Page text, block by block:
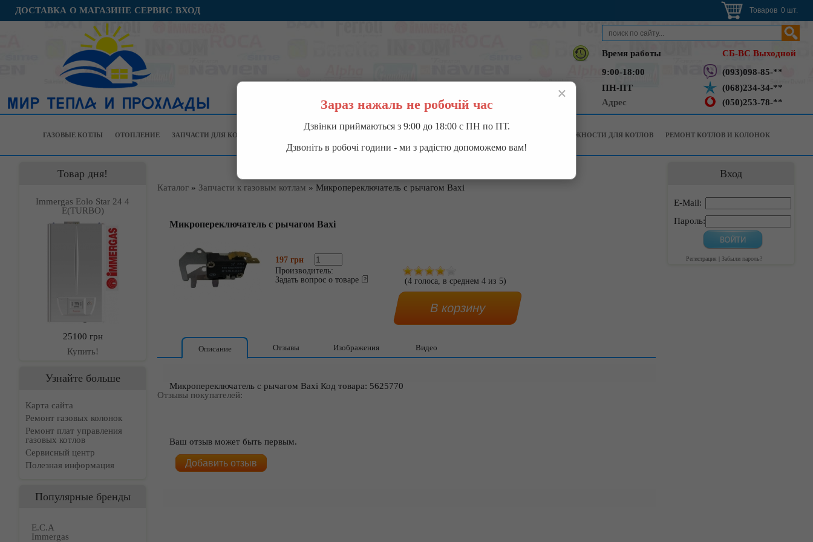
ДОСТАВКА О МАГАЗИНЕ СЕРВИС ВХОД Товаров 0 шт.
Время работы
СБ-ВС Выходной
9:00-18:00
(093)098-85-**
ПН-ПТ
(068)234-34-**
Адрес
(050)253-78-**
ГАЗОВЫЕ КОТЛЫ ОТОПЛЕНИЕ ЗАПЧАСТИ ДЛЯ КОТЛОВ ПРИНАДЛЕЖНОСТИ ДЛЯ КОТЛОВ РЕМОНТ КОТЛОВ И КОЛОНОК
Товар дня!
Immergas Eolo Star 24 4
Е(TURBO)
25100 грн
Купить!
Узнайте больше
Карта сайта
Ремонт газовых колонок
Ремонт плат управления
газовых котлов
Сервисный центр
Полезная информация
Популярные бренды
E.C.A
Immergas
Каталог » Запчасти к газовым котлам » Микропереключатель с рычагом Baxi
Микропереключатель с рычагом Baxi
197 грн
Производитель:
Задать вопрос о товаре
(4 голоса, в среднем 4 из 5)
Описание Отзывы Изображения Видео
Микропереключатель с рычагом Baxi Код товара: 5625770
Отзывы покупателей:
Ваш отзыв может быть первым.
Добавить отзыв
Вход
E-Mail:
Пароль:
Регистрация Забыли пароль?
×
Зараз нажаль не робочій час
Дзвінки приймаються з 9:00 до 18:00 с ПН по ПТ.
Дзвоніть в робочі години - ми з радістю допоможемо вам!